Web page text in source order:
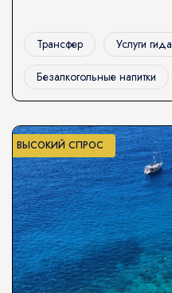
Трансфер Услуги гида
Безалкогольные напитки
ВЫСОКИЙ СПРОС